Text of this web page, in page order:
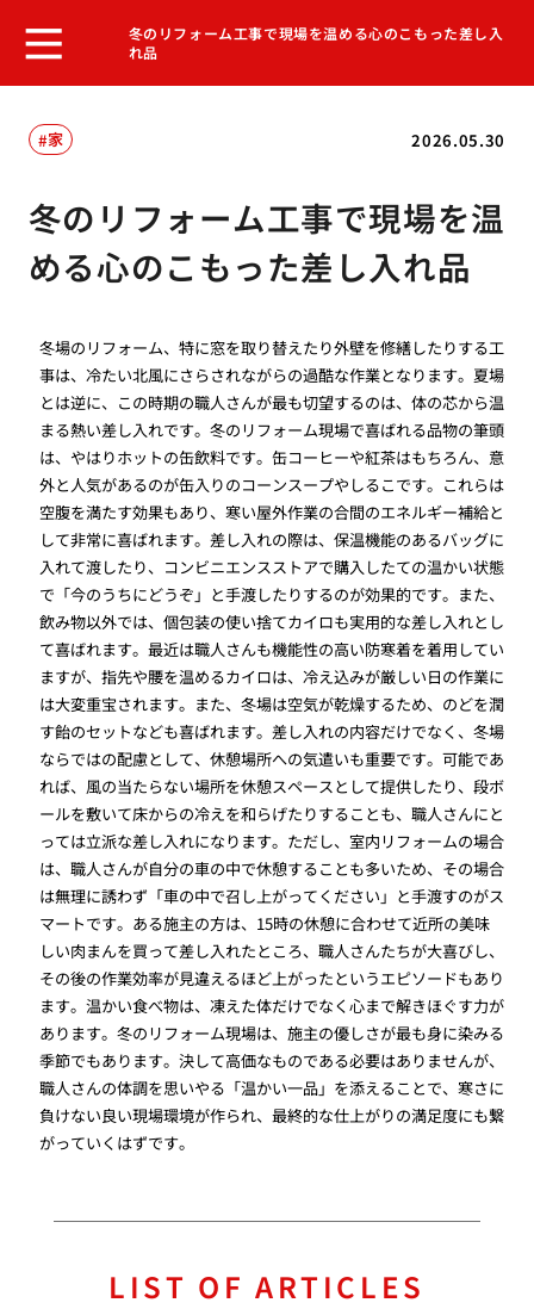
冬のリフォーム工事で現場を温める心のこもった差し入
れ品
2026.05.30
家
冬のリフォーム工事で現場を温
める心のこもった差し入れ品
冬場のリフォーム、特に窓を取り替えたり外壁を修繕したりする工
事は、冷たい北風にさらされながらの過酷な作業となります。夏場
とは逆に、この時期の職人さんが最も切望するのは、体の芯から温
まる熱い差し入れです。冬のリフォーム現場で喜ばれる品物の筆頭
は、やはりホットの缶飲料です。缶コーヒーや紅茶はもちろん、意
外と人気があるのが缶入りのコーンスープやしるこです。これらは
空腹を満たす効果もあり、寒い屋外作業の合間のエネルギー補給と
して非常に喜ばれます。差し入れの際は、保温機能のあるバッグに
入れて渡したり、コンビニエンスストアで購入したての温かい状態
で「今のうちにどうぞ」と手渡したりするのが効果的です。また、
飲み物以外では、個包装の使い捨てカイロも実用的な差し入れとし
て喜ばれます。最近は職人さんも機能性の高い防寒着を着用してい
ますが、指先や腰を温めるカイロは、冷え込みが厳しい日の作業に
は大変重宝されます。また、冬場は空気が乾燥するため、のどを潤
す飴のセットなども喜ばれます。差し入れの内容だけでなく、冬場
ならではの配慮として、休憩場所への気遣いも重要です。可能であ
れば、風の当たらない場所を休憩スペースとして提供したり、段ボ
ールを敷いて床からの冷えを和らげたりすることも、職人さんにと
っては立派な差し入れになります。ただし、室内リフォームの場合
は、職人さんが自分の車の中で休憩することも多いため、その場合
は無理に誘わず「車の中で召し上がってください」と手渡すのがス
マートです。ある施主の方は、15時の休憩に合わせて近所の美味
しい肉まんを買って差し入れたところ、職人さんたちが大喜びし、
その後の作業効率が見違えるほど上がったというエピソードもあり
ます。温かい食べ物は、凍えた体だけでなく心まで解きほぐす力が
あります。冬のリフォーム現場は、施主の優しさが最も身に染みる
季節でもあります。決して高価なものである必要はありませんが、
職人さんの体調を思いやる「温かい一品」を添えることで、寒さに
負けない良い現場環境が作られ、最終的な仕上がりの満足度にも繋
がっていくはずです。
LIST OF ARTICLES